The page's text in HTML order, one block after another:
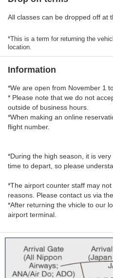
All classes can be dropped off at
*This is a term for returning the
location.
Information
*We are open from November 1
* Please note that we do not
outside of business hours.
*When making an online
flight number.
*During the high season, it is
time to depart, so please
*The airport counter staff may
reasons. Please contact us via
*After returning the vhicle to our
airport terminal.